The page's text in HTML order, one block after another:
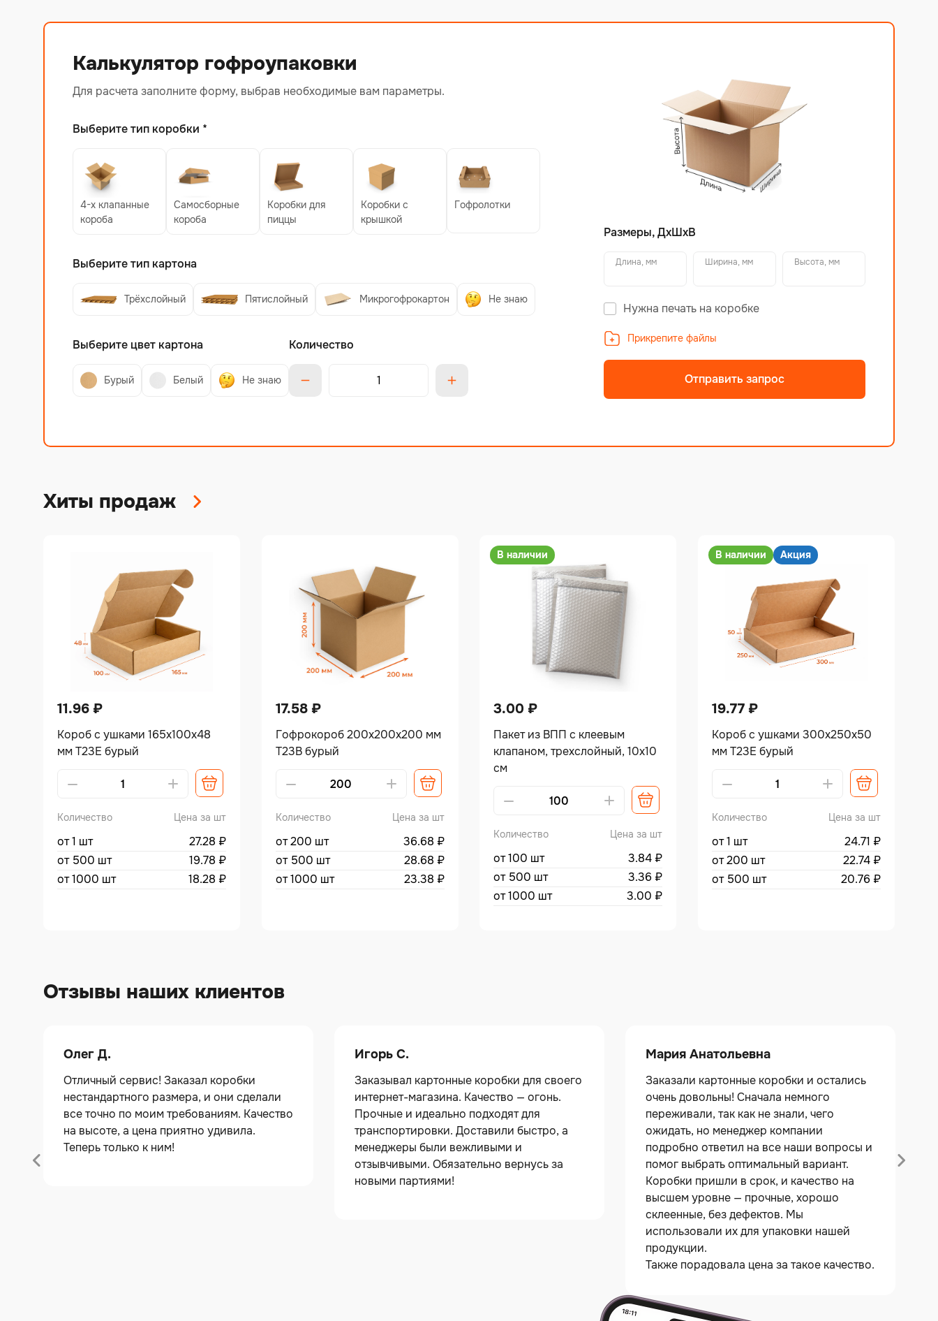
Калькулятор гофроупаковки
Для расчета заполните форму, выбрав необходимые вам параметры.
Выберите тип коробки *
4-х клапанные
короба
Самосборные
короба
Коробки для
пиццы
Коробки с
крышкой
Гофролотки
Выберите тип картона
Трёхслойный Пятислойный Микрогофрокартон Не знаю
Выберите цвет картона
Бурый Белый Не знаю
Количество
Размеры, ДхШхВ
Длина, мм Ширина, мм Высота, мм
Нужна печать на коробке
Прикрепите файлы
Отправить запрос
Хиты продаж
11.96 ₽
Короб с ушками 165х100х48
мм Т23Е бурый
Количество Цена за шт
от 1 шт 27.28 ₽
от 500 шт
19.78 ₽
от 1000 шт
18.28 ₽
17.58 ₽
Гофрокороб 200х200х200 мм
Т23В бурый
Количество Цена за шт
от 200 шт 36.68 ₽
от 500 шт
28.68 ₽
от 1000 шт
23.38 ₽
В наличии
3.00 ₽
Пакет из ВПП с клеевым
клапаном, трехслойный, 10х10
см
Количество Цена за шт
от 100 шт 3.84 ₽
от 500 шт
3.36 ₽
от 1000 шт
3.00 ₽
В наличии Акция
19.77 ₽
Короб с ушками 300х250х50
мм Т23Е бурый
Количество Цена за шт
от 1 шт 24.71 ₽
от 200 шт
22.74 ₽
от 500 шт
20.76 ₽
Отзывы наших клиентов
Олег Д.
Отличный сервис! Заказал коробки
нестандартного размера, и они сделали
все точно по моим требованиям. Качество
на высоте, а цена приятно удивила.
Теперь только к ним!
Игорь С.
Заказывал картонные коробки для своего
интернет-магазина. Качество — огонь.
Прочные и идеально подходят для
транспортировки. Доставили быстро, а
менеджеры были вежливыми и
отзывчивыми. Обязательно вернусь за
новыми партиями!
Мария Анатольевна
Заказали картонные коробки и остались
очень довольны! Сначала немного
переживали, так как не знали, чего
ожидать, но менеджер компании
подробно ответил на все наши вопросы и
помог выбрать оптимальный вариант.
Коробки пришли в срок, и качество на
высшем уровне — прочные, хорошо
склеенные, без дефектов. Мы
использовали их для упаковки нашей
продукции.
Также порадовала цена за такое качество.
рекомендуем всем, кто ищет надежного
производителя картонных коробок!